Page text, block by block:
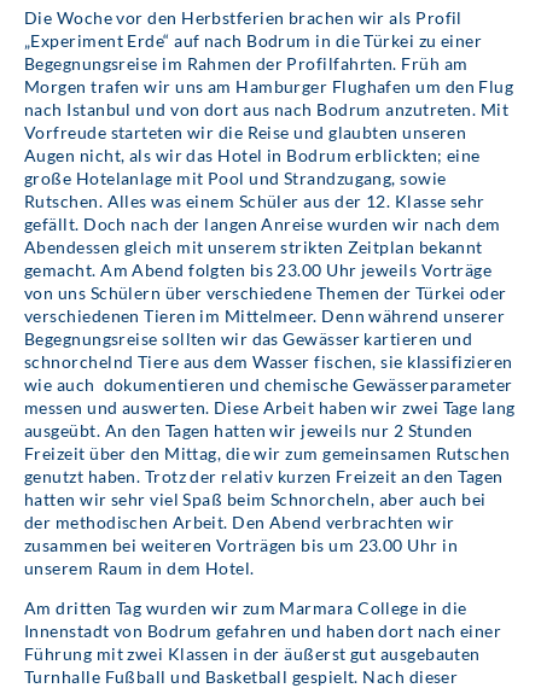
Die Woche vor den Herbstferien brachen wir als Profil
„Experiment Erde“ auf nach Bodrum in die Türkei zu einer
Begegnungsreise im Rahmen der Profilfahrten. Früh am
Morgen trafen wir uns am Hamburger Flughafen um den Flug
nach Istanbul und von dort aus nach Bodrum anzutreten. Mit
Vorfreude starteten wir die Reise und glaubten unseren
Augen nicht, als wir das Hotel in Bodrum erblickten; eine
große Hotelanlage mit Pool und Strandzugang, sowie
Rutschen. Alles was einem Schüler aus der 12. Klasse sehr
gefällt. Doch nach der langen Anreise wurden wir nach dem
Abendessen gleich mit unserem strikten Zeitplan bekannt
gemacht. Am Abend folgten bis 23.00 Uhr jeweils Vorträge
von uns Schülern über verschiedene Themen der Türkei oder
verschiedenen Tieren im Mittelmeer. Denn während unserer
Begegnungsreise sollten wir das Gewässer kartieren und
schnorchelnd Tiere aus dem Wasser fischen, sie klassifizieren
wie auch dokumentieren und chemische Gewässerparameter
messen und auswerten. Diese Arbeit haben wir zwei Tage lang
ausgeübt. An den Tagen hatten wir jeweils nur 2 Stunden
Freizeit über den Mittag, die wir zum gemeinsamen Rutschen
genutzt haben. Trotz der relativ kurzen Freizeit an den Tagen
hatten wir sehr viel Spaß beim Schnorcheln, aber auch bei
der methodischen Arbeit. Den Abend verbrachten wir
zusammen bei weiteren Vorträgen bis um 23.00 Uhr in
unserem Raum in dem Hotel.
Am dritten Tag wurden wir zum Marmara College in die
Innenstadt von Bodrum gefahren und haben dort nach einer
Führung mit zwei Klassen in der äußerst gut ausgebauten
Turnhalle Fußball und Basketball gespielt. Nach dieser